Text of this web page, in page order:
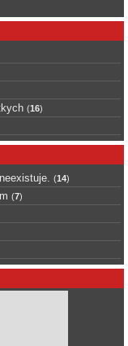
(16)
(14)
(7)